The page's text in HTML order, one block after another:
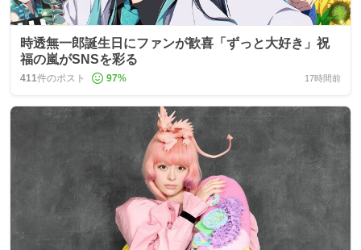
時透無一郎誕生日にファンが歓喜「ずっと大好き」祝
福の嵐がSNSを彩る
411件のポスト 97% 17時間前